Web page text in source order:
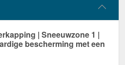
| Sneeuwzone 1 |
bescherming met een